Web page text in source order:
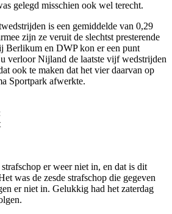
gelegd misschien ook wel terecht.
is een gemiddelde van 0,29
zijn ze veruit de slechtst presterende
Berlikum en DWP kon er een punt
verloor Nijland de laatste vijf wedstrijden
ook te maken dat het vier daarvan op
Sportpark afwerkte.
er weer niet in, en dat is dit
was de zesde strafschop die gegeven
er niet in. Gelukkig had het zaterdag